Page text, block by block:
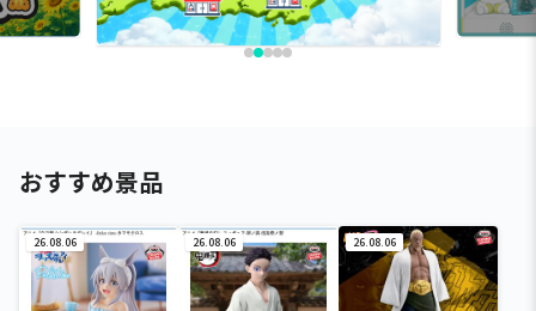
おすすめ景品
26.08.06 26.08.06 26.08.06